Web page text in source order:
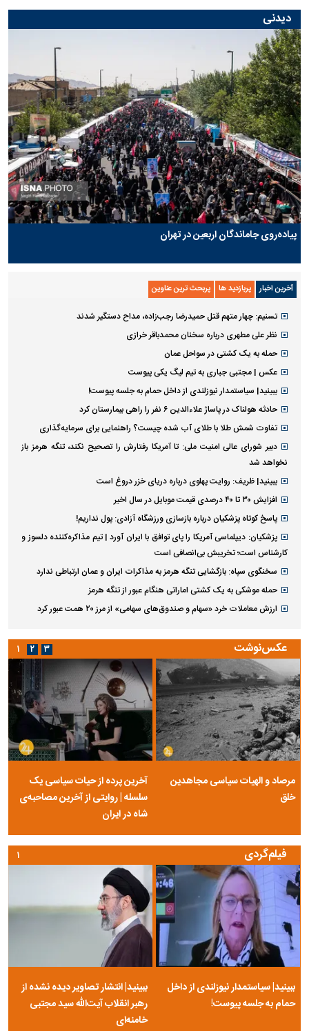
دیدنی
پیاده‌روی جاماندگان اربعین در تهران
آخرین اخبار پربازدید ها پربحث ترین عناوین
تسنیم: چهار متهم قتل حمیدرضا رجب‌زاده، مداح دستگیر شدند
نظر علی مطهری درباره سخنان محمدباقر خرازی
حمله به یک کشتی در سواحل عمان
عکس | مجتبی جباری به تیم لیگ یکی پیوست
ببینید| سیاستمدار نیوزلندی از داخل حمام به جلسه پیوست!
حادثه هولناک در پاساژ علاءالدین ۶ نفر را راهی بیمارستان کرد
تفاوت شمش طلا با طلای آب شده چیست؟ راهنمایی برای سرمایه‌گذاری
دبیر شورای عالی امنیت ملی: تا آمریکا رفتارش را تصحیح نکند، تنگه هرمز باز
نخواهد شد
ببینید| ظریف: روایت پهلوی درباره دریای خزر دروغ است
افزایش ۳۰ تا ۴۰ درصدی قیمت موبایل در سال اخیر
پاسخ کوتاه پزشکیان درباره بازسازی ورزشگاه آزادی: پول نداریم!
پزشکیان: دیپلماسی آمریکا را پای توافق با ایران آورد | تیم مذاکره‌کننده دلسوز و
کارشناس است؛ تخریبش بی‌انصافی است
سخنگوی سپاه: بازگشایی تنگه هرمز به مذاکرات ایران و عمان ارتباطی ندارد
حمله موشکی به یک کشتی اماراتی هنگام عبور از تنگه هرمز
ارزش معاملات خرد «سهام و صندوق‌های سهامی» از مرز ۲۰ همت عبور کرد
عکس‌نوشت
مرصاد و الهیات سیاسی مجاهدین
خلق
آخرین پرده از حیات سیاسی یک
سلسله | روایتی از آخرین مصاحبه‌ی
شاه در ایران
۱ ۲ ۳
فیلم‌گردی
ببینید| سیاستمدار نیوزلندی از داخل
حمام به جلسه پیوست!
ببینید| انتشار تصاویر دیده نشده از
رهبر انقلاب آیت‌الله سید مجتبی
خامنه‌ای
۱